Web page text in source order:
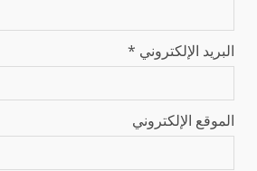
البريد الإلكتروني *
الموقع الإلكتروني